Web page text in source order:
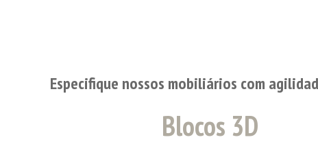
Especifique nossos mobiliários com
Blocos 3D